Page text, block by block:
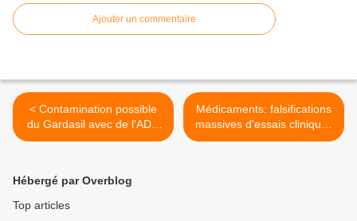
Ajouter un commentaire
< Contamination possible
du Gardasil avec de l'ADN
hétérogène
Médicaments: falsifications
massives d'essais cliniques
>
Hébergé par Overblog
Top articles